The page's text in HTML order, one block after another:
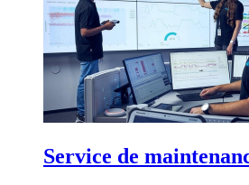
Service de